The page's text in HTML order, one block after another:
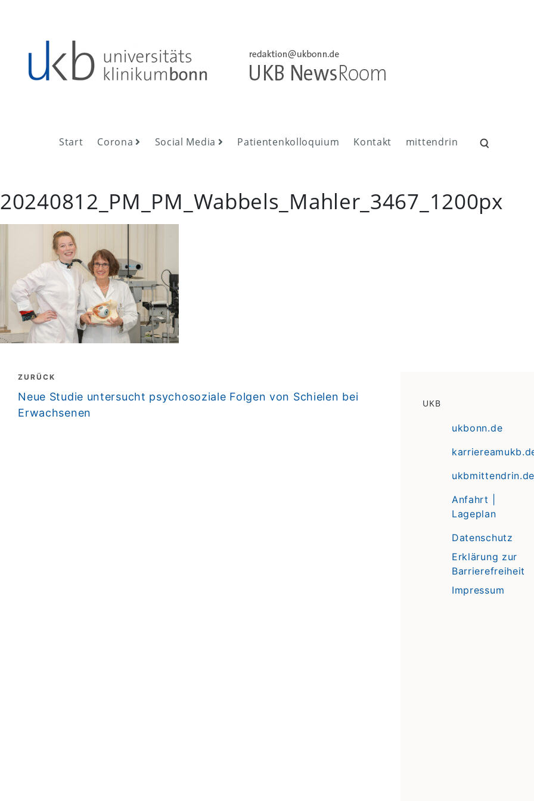
Start Corona Social Media Patientenkolloquium Kontakt mittendrin
Suchen
20240812_PM_PM_Wabbels_Mahler_3467_1200px
Beitragsnavigation
ZURÜCK
zurück
Neue Studie untersucht psychosoziale Folgen von Schielen bei
Erwachsenen
UKB
ukbonn.de
Anfahrt |
Lageplan
Datenschutz
Erklärung zur
Barrierefreiheit
Impressum